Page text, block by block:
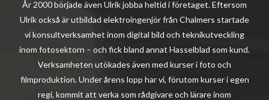
År 2000 började även Ulrik jobba heltid i företaget. Eftersom
Ulrik också är utbildad elektroingenjör från Chalmers startade
vi konsultverksamhet inom digital bild och teknikutveckling
inom fotosektorn – och fick bland annat Hasselblad som kund.
Verksamheten utökades även med kurser i foto och
filmproduktion. Under årens lopp har vi, förutom kurser i egen
regi, kommit att verka som rådgivare och lärare inom